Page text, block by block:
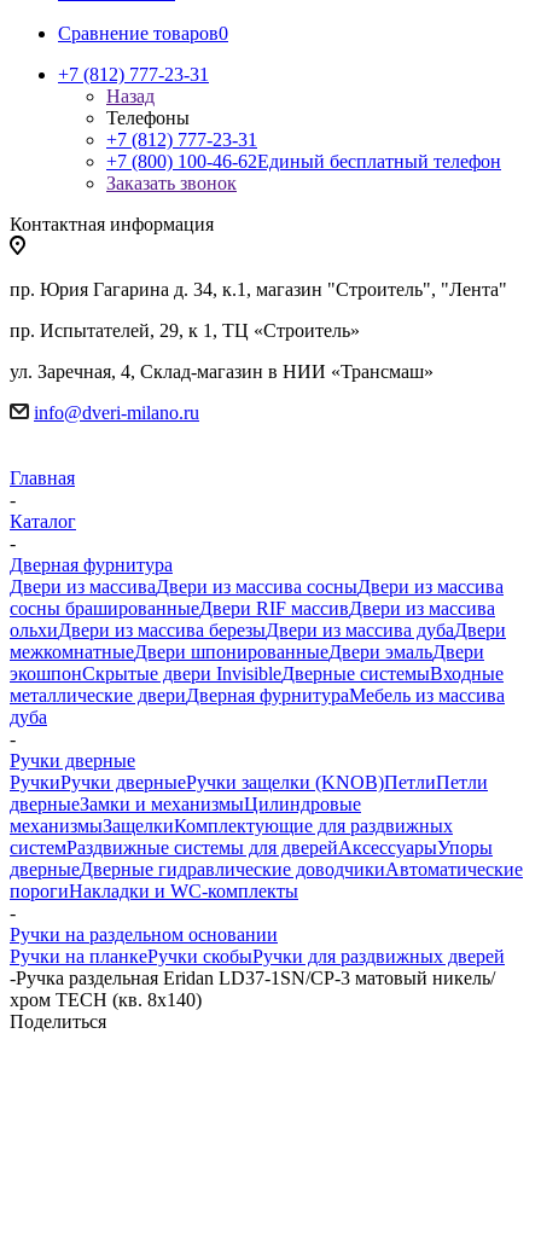
Сравнение товаров0
+7 (812) 777-23-31
Назад
Телефоны
+7 (812) 777-23-31
+7 (800) 100-46-62Единый бесплатный телефон
Заказать звонок
Контактная информация
пр. Юрия Гагарина д. 34, к.1, магазин "Строитель", "Лента"
пр. Испытателей, 29, к 1, ТЦ «Строитель»
ул. Заречная, 4, Склад-магазин в НИИ «Трансмаш»
info@dveri-milano.ru
Главная
-
Каталог
-
Дверная фурнитура
Двери из массиваДвери из массива сосныДвери из массива
сосны брашированныеДвери RIF массивДвери из массива
ольхиДвери из массива березыДвери из массива дубаДвери
межкомнатныеДвери шпонированныеДвери эмальДвери
экошпонСкрытые двери InvisibleДверные системыВходные
металлические двериДверная фурнитураМебель из массива
дуба
-
Ручки дверные
РучкиРучки дверныеРучки защелки (KNOB)ПетлиПетли
дверныеЗамки и механизмыЦилиндровые
механизмыЗащелкиКомплектующие для раздвижных
системРаздвижные системы для дверейАксессуарыУпоры
дверныеДверные гидравлические доводчикиАвтоматические
порогиНакладки и WC-комплекты
-
Ручки на раздельном основании
Ручки на планкеРучки скобыРучки для раздвижных дверей
-Ручка раздельная Eridan LD37-1SN/CP-3 матовый никель/
хром TECH (кв. 8х140)
Поделиться